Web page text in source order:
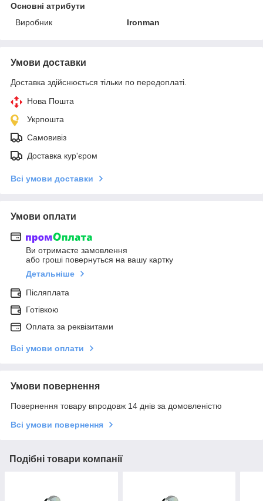
Основні атрибути
Виробник
Ironman
Умови доставки
Доставка здійснюється тільки по передоплаті.
Нова Пошта
Укрпошта
Самовивіз
Доставка кур'єром
Всі умови доставки
Умови оплати
Ви отримаєте замовлення
або гроші повернуться на вашу картку
Детальніше
Післяплата
Готівкою
Оплата за реквізитами
Всі умови оплати
Умови повернення
Повернення товару впродовж 14 днів за домовленістю
Всі умови повернення
Подібні товари компанії